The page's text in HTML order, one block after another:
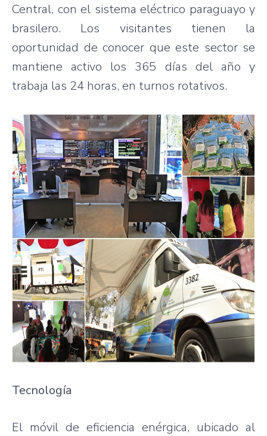
Central, con el sistema eléctrico paraguayo y
brasilero. Los visitantes tienen la
oportunidad de conocer que este sector se
mantiene activo los 365 días del año y
trabaja las 24 horas, en turnos rotativos.
Tecnología
El móvil de eficiencia enérgica, ubicado al